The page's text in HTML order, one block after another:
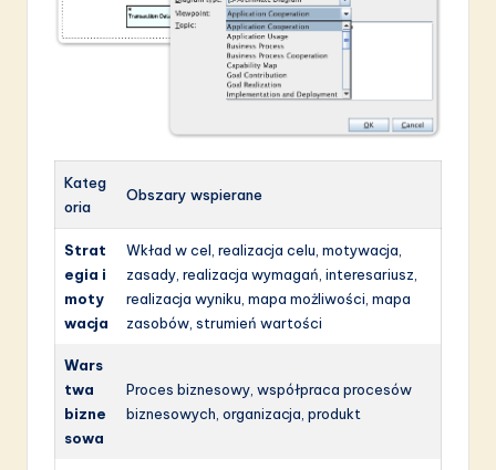
Kateg
oria
Obszary wspierane
Strat
egia i
moty
wacja
Wkład w cel, realizacja celu, motywacja,
zasady, realizacja wymagań, interesariusz,
realizacja wyniku, mapa możliwości, mapa
zasobów, strumień wartości
Wars
twa
bizne
sowa
Proces biznesowy, współpraca procesów
biznesowych, organizacja, produkt